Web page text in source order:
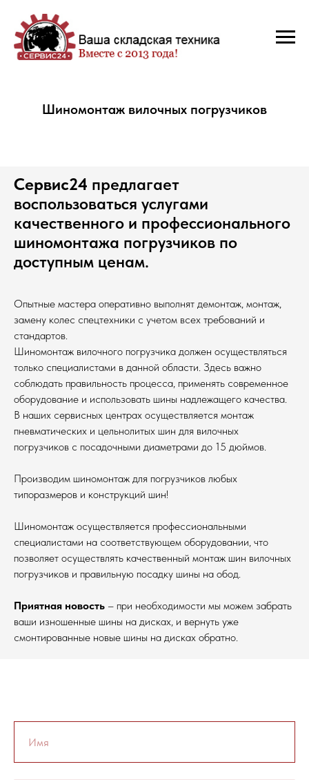
Шиномонтаж вилочных погрузчиков
Сервис24 предлагает
воспользоваться услугами
качественного и профессионального
шиномонтажа погрузчиков по
доступным ценам.
Опытные мастера оперативно выполнят демонтаж, монтаж,
замену колес спецтехники с учетом всех требований и
стандартов.
Шиномонтаж вилочного погрузчика должен осуществляться
только специалистами в данной области. Здесь важно
соблюдать правильность процесса, применять современное
оборудование и использовать шины надлежащего качества.
В наших сервисных центрах осуществляется монтаж
пневматических и цельнолитых шин для вилочных
погрузчиков с посадочными диаметрами до 15 дюймов.
Производим шиномонтаж для погрузчиков любых
типоразмеров и конструкций шин!
Шиномонтаж осуществляется профессиональными
специалистами на соответствующем оборудовании, что
позволяет осуществлять качественный монтаж шин вилочных
погрузчиков и правильную посадку шины на обод.
Приятная новость – при необходимости мы можем забрать
ваши изношенные шины на дисках, и вернуть уже
смонтированные новые шины на дисках обратно.